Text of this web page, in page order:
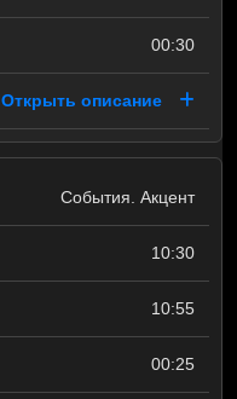
00:30
Открыть описание
События. Акцент
10:30
10:55
00:25